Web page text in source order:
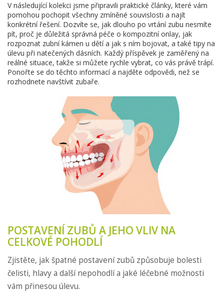
V následující kolekci jsme připravili praktické články, které vám
pomohou pochopit všechny zmíněné souvislosti a najít
konkrétní řešení. Dozvíte se, jak dlouho po vrtání zubu nesmíte
pít, proč je důležitá správná péče o kompozitní onlay, jak
rozpoznat zubní kámen u dětí a jak s ním bojovat, a také tipy na
úlevu při natečených dásních. Každý příspěvek je zaměřený na
reálné situace, takže si můžete rychle vybrat, co vás právě trápí.
Ponořte se do těchto informací a najděte odpovědi, než se
rozhodnete navštívit zubaře.
POSTAVENÍ ZUBŮ A JEHO VLIV NA
CELKOVÉ POHODLÍ
Zjistěte, jak špatné postavení zubů způsobuje bolesti
čelisti, hlavy a další nepohodlí a jaké léčebné možnosti
vám přinesou úlevu.